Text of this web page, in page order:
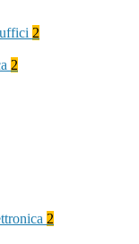
2
2
2